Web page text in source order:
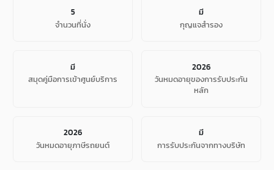
5
จํานวนที่นั่ง
มี
กุญแจสำรอง
มี
สมุดคู่มือการเข้าศูนย์บริการ
2026
วันหมดอายุของการรับประกัน
หลัก
2026
วันหมดอายุภาษีรถยนต์
มี
การรับประกันจากทางบริษัท